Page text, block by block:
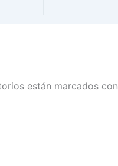
están marcados con